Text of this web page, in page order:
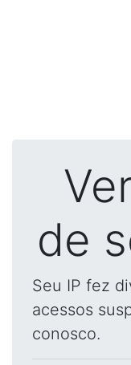
de
Seu IP fez
acessos
conosco.